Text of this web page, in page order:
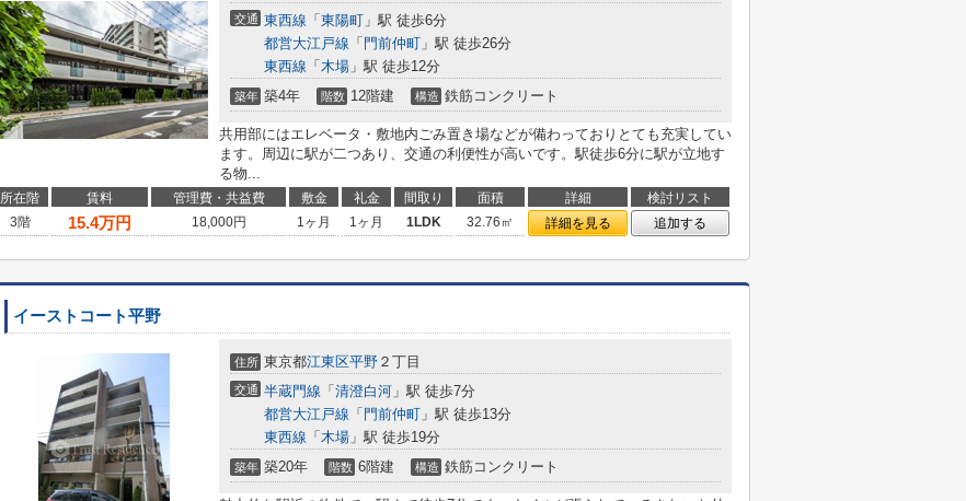
交通 東西線 「 東陽町 」駅 徒歩6分
都営大江戸線 「 門前仲町 」駅 徒歩26分
東西線 「 木場 」駅 徒歩12分
築年 築4年 階数 12階建 構造 鉄筋コンクリート
共用部にはエレベータ・敷地内ごみ置き場などが備わっておりとても充実してい
ます。周辺に駅が二つあり、交通の利便性が高いです。駅徒歩6分に駅が立地す
る物...
所在階 賃料 管理費・共益費 敷金 礼金 間取り 面積 詳細
検討リスト
3階
15.4万円 18,000円 1ヶ月 1ヶ月 1LDK 32.76㎡ 詳細を見る 追加する
イーストコート平野
住所 東京都江東区平野 ２丁目
交通 半蔵門線 「 清澄白河 」駅 徒歩7分
都営大江戸線 「 門前仲町 」駅 徒歩13分
東西線 「 木場 」駅 徒歩19分
築年 築20年 階数 6階建 構造 鉄筋コンクリート